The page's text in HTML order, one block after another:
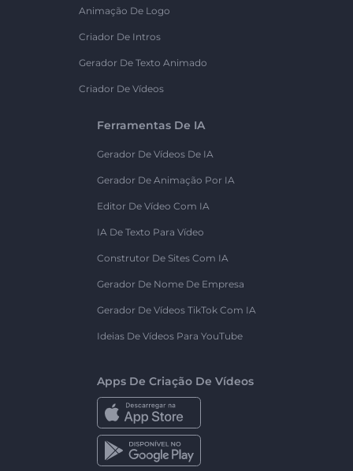
Animação De Logo
Criador De Intros
Gerador De Texto Animado
Criador De Vídeos
Ferramentas De IA
Gerador De Vídeos De IA
Gerador De Animação Por IA
Editor De Vídeo Com IA
IA De Texto Para Vídeo
Construtor De Sites Com IA
Gerador De Nome De Empresa
Gerador De Vídeos TikTok Com IA
Ideias De Vídeos Para YouTube
Apps De Criação De Vídeos